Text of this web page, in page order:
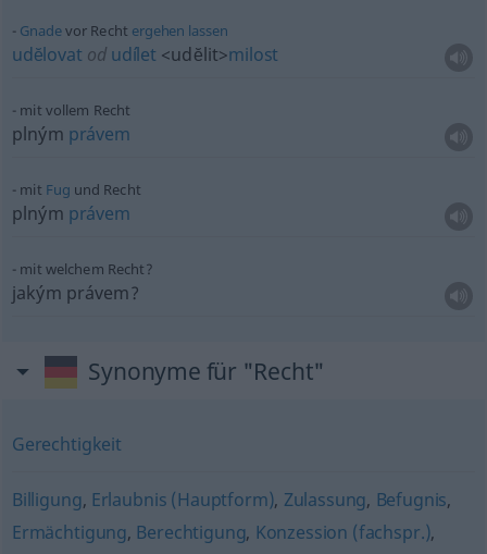
Gnadevor Recht ergehen lassen
udĕlovat od udílet <udĕlit>milost
mit vollem Recht
plným právem
mit Fug und Recht
plným právem
mit welchem Recht?
jakým právem?
Synonyme für "Recht"
Gerechtigkeit
Billigung, Erlaubnis (Hauptform), Zulassung, Befugnis,
Ermächtigung, Berechtigung, Konzession (fachspr.),